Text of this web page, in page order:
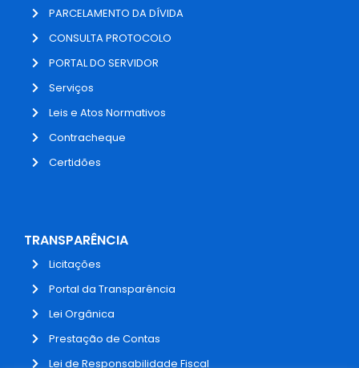
PARCELAMENTO DA DÍVIDA
CONSULTA PROTOCOLO
PORTAL DO SERVIDOR
Serviços
Leis e Atos Normativos
Contracheque
Certidões
TRANSPARÊNCIA
Licitações
Portal da Transparência
Lei Orgânica
Prestação de Contas
Lei de Responsabilidade Fiscal